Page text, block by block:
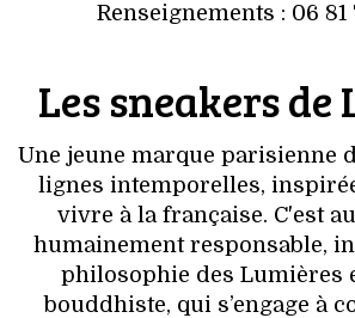
Renseignements : 06 81
Les sneakers de
Une jeune marque parisienne
lignes intemporelles,
vivre à la française. C'est
humainement responsable,
philosophie des Lumières
bouddhiste, qui s’engage à